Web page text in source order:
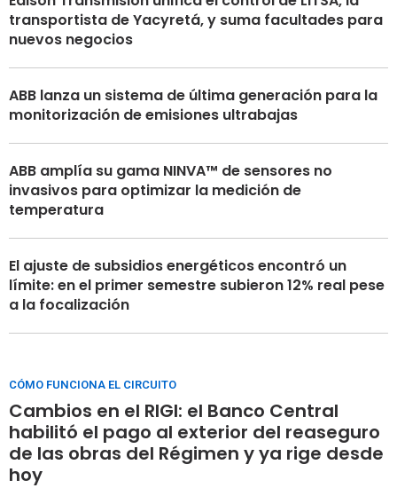
transportista de Yacyretá, y suma facultades para
nuevos negocios
ABB lanza un sistema de última generación para la
monitorización de emisiones ultrabajas
ABB amplía su gama NINVA™ de sensores no
invasivos para optimizar la medición de
temperatura
El ajuste de subsidios energéticos encontró un
límite: en el primer semestre subieron 12% real pese
a la focalización
CÓMO FUNCIONA EL CIRCUITO
Cambios en el RIGI: el Banco Central
habilitó el pago al exterior del reaseguro
de las obras del Régimen y ya rige desde
hoy